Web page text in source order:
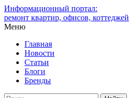
Информационный портал:
ремонт квартир, офисов, коттеджей
Меню
Главная
Новости
Статьи
Блоги
Бренды